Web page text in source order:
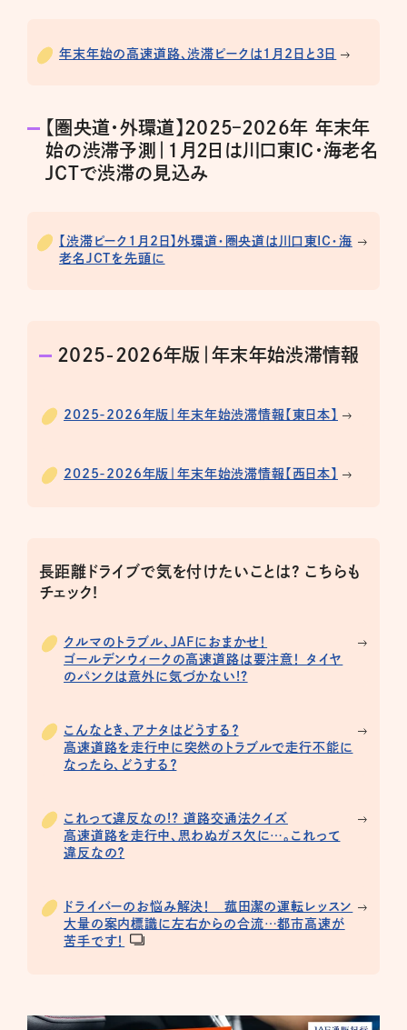
年末年始の高速道路、渋滞ピークは1月2日と3日
【圏央道・外環道】2025–2026年 年末年
始の渋滞予測｜1月2日は川口東IC・海老名
JCTで渋滞の見込み
【渋滞ピーク1月2日】外環道・圏央道は川口東IC・海
老名JCTを先頭に
2025-2026年版｜年末年始渋滞情報
2025-2026年版｜年末年始渋滞情報【東日本】
2025-2026年版｜年末年始渋滞情報【西日本】
長距離ドライブで気を付けたいことは? こちらも
チェック!
クルマのトラブル、JAFにおまかせ！
ゴールデンウィークの高速道路は要注意！ タイヤ
のパンクは意外に気づかない!?
こんなとき、アナタはどうする？
高速道路を走行中に突然のトラブルで走行不能に
なったら、どうする？
これって違反なの!? 道路交通法クイズ
高速道路を走行中、思わぬガス欠に…。これって
違反なの？
ドライバーのお悩み解決！ 菰田潔の運転レッスン
大量の案内標識に左右からの合流…都市高速が
苦手です！